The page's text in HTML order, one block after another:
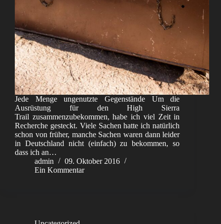
Jede Menge ungenutzte Gegenstände Um die
Ausrüstung für den High Sierra
Trail zusammenzubekommen, habe ich viel Zeit in
Recherche gesteckt. Viele Sachen hatte ich natürlich
schon von früher, manche Sachen waren dann leider
in Deutschland nicht (einfach) zu bekommen, so
dass ich an…
admin
09. Oktober 2016
Ein Kommentar